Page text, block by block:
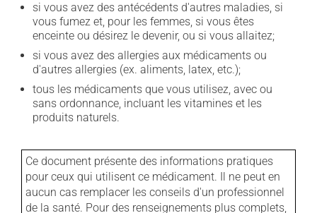
si vous avez des antécédents d'autres maladies, si
vous fumez et, pour les femmes, si vous êtes
enceinte ou désirez le devenir, ou si vous allaitez;
si vous avez des allergies aux médicaments ou
d'autres allergies (ex. aliments, latex, etc.);
tous les médicaments que vous utilisez, avec ou
sans ordonnance, incluant les vitamines et les
produits naturels.
Ce document présente des informations pratiques
pour ceux qui utilisent ce médicament. Il ne peut en
aucun cas remplacer les conseils d'un professionnel
de la santé. Pour des renseignements plus complets,